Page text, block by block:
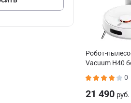
Робот-
Vacuum H40
0
21 490 руб.